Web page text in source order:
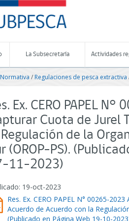
La Subsecretaría Actividades
Normativa / Regulaciones de pesca extractiva
Ex. CERO PAPEL
Cuota de Jurel
de la
(OROP-PS).
11-2023)
19-oct-2023
Res. Ex. CERO PAPEL N° 00265-
Acuerdo de Acuerdo con la
(Publicado en Página Web 19-10-